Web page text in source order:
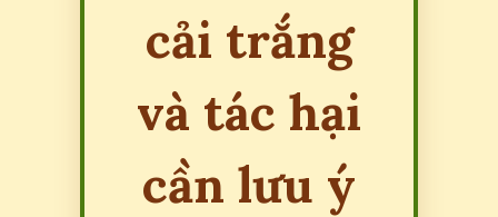
cải trắng
và tác hại
cần lưu ý